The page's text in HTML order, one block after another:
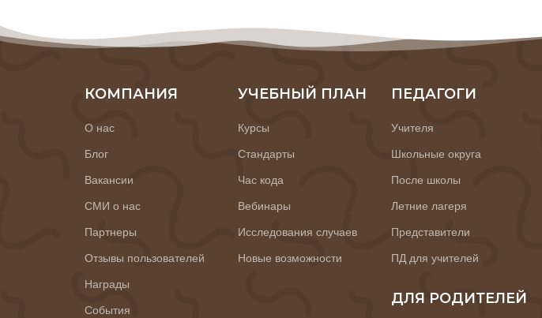
КОМПАНИЯ
О нас
Блог
Вакансии
СМИ о нас
Партнеры
Отзывы пользователей
Награды
События
УЧЕБНЫЙ ПЛАН
Курсы
Стандарты
Час кода
Вебинары
Исследования случаев
Новые возможности
ПЕДАГОГИ
Учителя
Школьные округа
После школы
Летние лагеря
Представители
ПД для учителей
ДЛЯ РОДИТЕЛЕЙ